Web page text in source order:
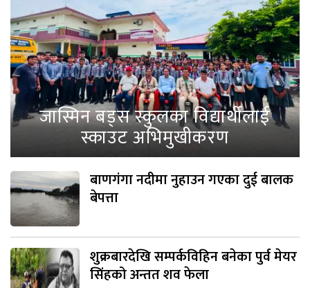
जास्मिन बड्स स्कुलका विद्यार्थीलाई
स्काउट अभिमुखीकरण
बाणगंगा नदीमा नुहाउन गएका दुई बालक
बेपत्ता
शुक्रबारदेखि सम्पर्कविहिन बनेका पुर्व मेयर
सिंहको अन्तत शव फेला